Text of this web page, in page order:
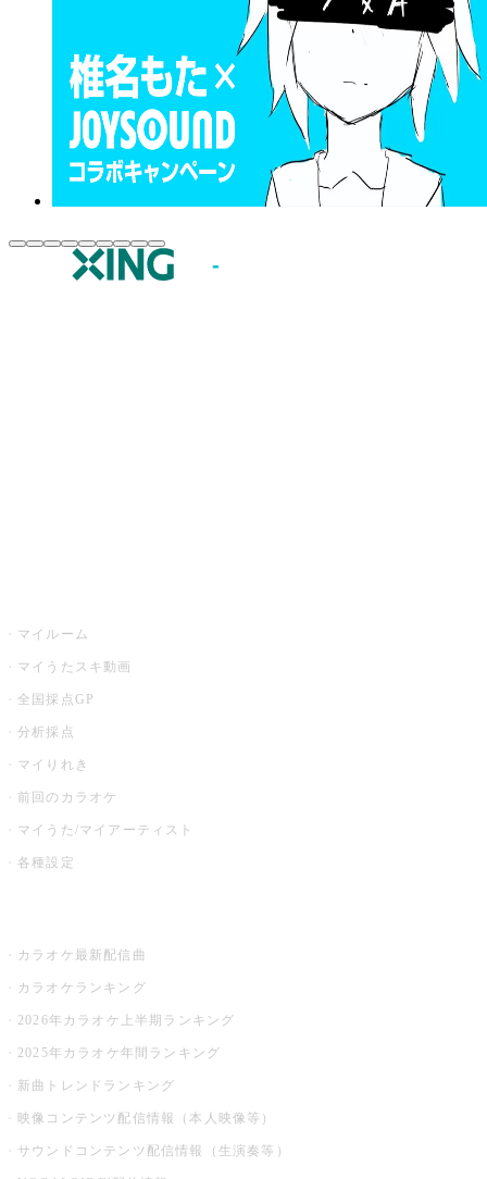
マイルーム
マイうたスキ動画
全国採点GP
分析採点
マイりれき
前回のカラオケ
マイうた/マイアーティスト
各種設定
カラオケ最新配信曲
カラオケランキング
2026年カラオケ上半期ランキング
2025年カラオケ年間ランキング
新曲トレンドランキング
映像コンテンツ配信情報（本人映像等）
サウンドコンテンツ配信情報（生演奏等）